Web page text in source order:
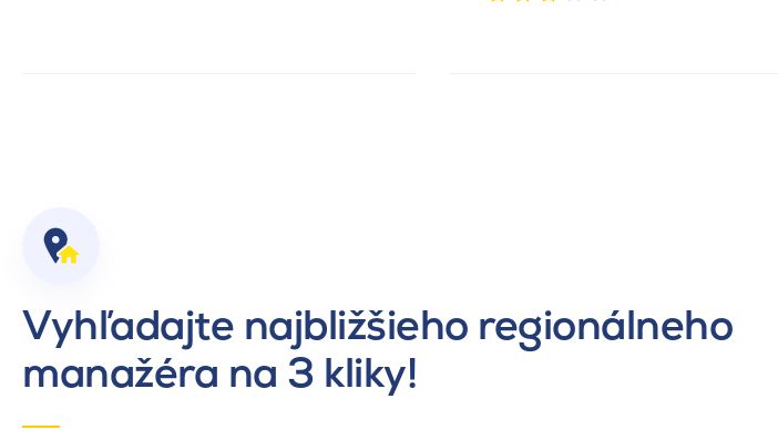
Vyhľadajte najbližšieho regionálneho
manažéra na 3 kliky!